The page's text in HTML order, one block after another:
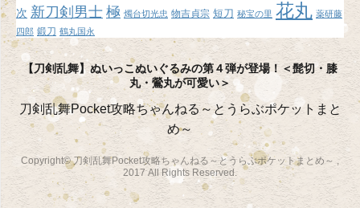
次 新刀剣男士 極 燭台切光忠 物吉貞宗 短刀 秘宝の里 花丸 薬研藤
四郎 鍛刀 鶴丸国永
【刀剣乱舞】ぬいっこぬいぐるみの第４弾が登場！＜髭切・膝
丸・鶯丸が可愛い＞
刀剣乱舞Pocket攻略ちゃんねる～とうらぶポケットまと
め～
Copyright© 刀剣乱舞Pocket攻略ちゃんねる～とうらぶポケットまとめ～ ,
2017 All Rights Reserved.